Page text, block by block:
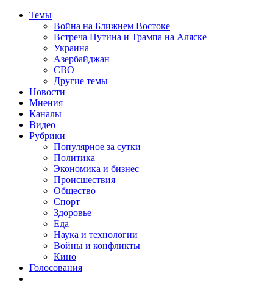
Темы
Война на Ближнем Востоке
Встреча Путина и Трампа на Аляске
Украина
Азербайджан
СВО
Другие темы
Новости
Мнения
Каналы
Видео
Рубрики
Популярное за сутки
Политика
Экономика и бизнес
Происшествия
Общество
Спорт
Здоровье
Еда
Наука и технологии
Войны и конфликты
Кино
Голосования